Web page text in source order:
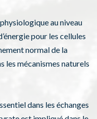
au niveau
pour les cellules
normal de la
les mécanismes naturels
dans les échanges